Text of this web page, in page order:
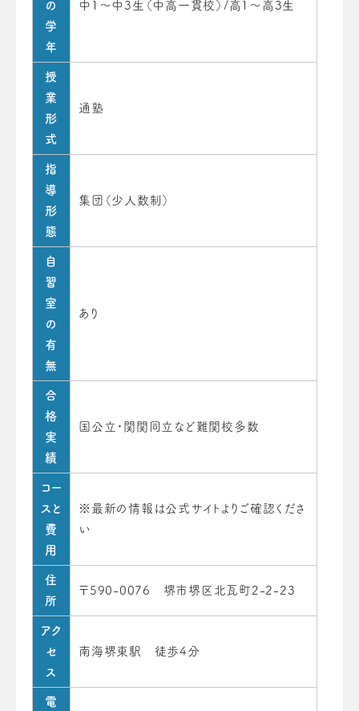
の
学
年
中1～中3生（中高一貫校）/高1～高3生
授
業
形
式
通塾
指
導
形
態
集団（少人数制）
自
習
室
の
有
無
あり
合
格
実
績
国公立・関関同立など難関校多数
コー
スと
費
用
※最新の情報は公式サイトよりご確認くださ
い
住
所
〒590-0076 堺市堺区北瓦町2-2-23
アク
セ
ス
南海堺東駅 徒歩4分
電